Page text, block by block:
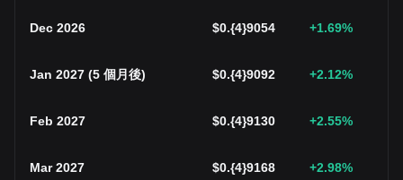
Dec 2026 $0.{4}9054 +1.69%
Jan 2027 (5 個月後) $0.{4}9092 +2.12%
Feb 2027 $0.{4}9130 +2.55%
Mar 2027 $0.{4}9168 +2.98%